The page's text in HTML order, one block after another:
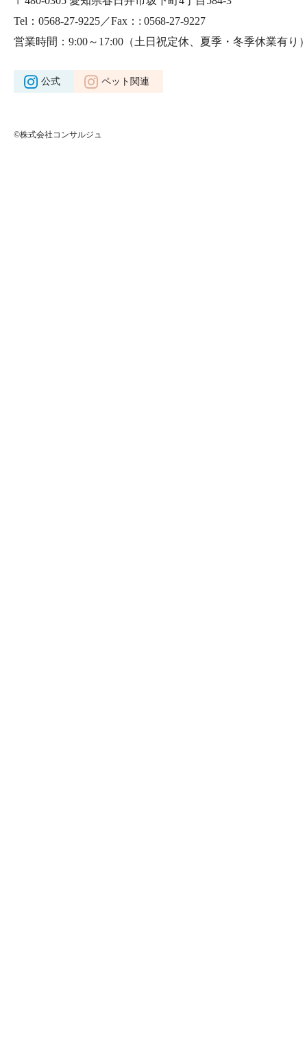
Tel：0568-27-9225／Fax：: 0568-27-9227
営業時間：9:00～17:00 （土日祝定休、夏季・冬季休業有り
公式 ペット関連
©株式会社コンサルジュ